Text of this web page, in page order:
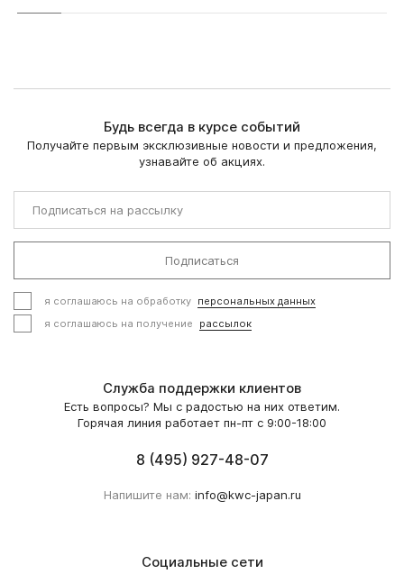
Будь всегда в курсе событий
Получайте первым эксклюзивные новости и предложения,
узнавайте об акциях.
Подписаться
я соглашаюсь на обработку персональных данных
я соглашаюсь на получение
рассылок
Служба поддержки клиентов
Есть вопросы? Мы с радостью на них ответим.
Горячая линия работает пн-пт с 9:00-18:00
8 (495) 927-48-07
Напишите нам: info@kwc-japan.ru
Социальные сети